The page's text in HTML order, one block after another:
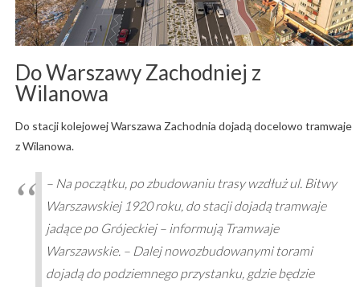
Do Warszawy Zachodniej z
Wilanowa
Do stacji kolejowej Warszawa Zachodnia dojadą docelowo tramwaje
z Wilanowa.
– Na początku, po zbudowaniu trasy wzdłuż ul. Bitwy
Warszawskiej 1920 roku, do stacji dojadą tramwaje
jadące po Grójeckiej – informują Tramwaje
Warszawskie. – Dalej nowozbudowanymi torami
dojadą do podziemnego przystanku, gdzie będzie